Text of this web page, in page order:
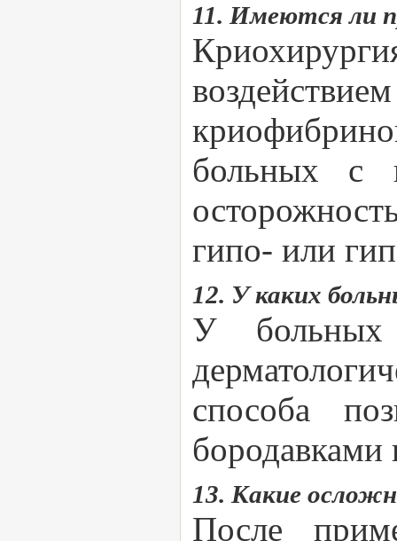
11. Имеются ли
больных с
гипо- или
12. У каких
У больных
способа
13. Какие
После